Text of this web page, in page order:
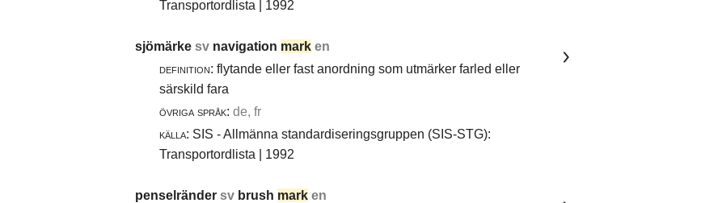
Transportordlista | 1992
sjömärke sv navigation mark en
definition: flytande eller fast anordning som utmärker farled eller
särskild fara
övriga språk: de, fr
källa: SIS - Allmänna standardiseringsgruppen (SIS-STG):
Transportordlista | 1992
penselränder sv brush mark en